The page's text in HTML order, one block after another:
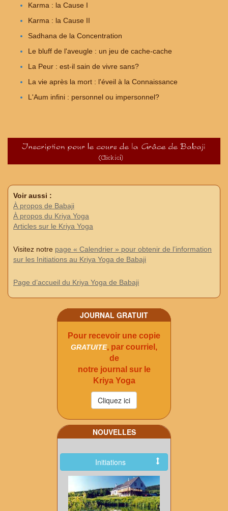
Karma : la Cause I
Karma : la Cause II
Sadhana de la Concentration
Le bluff de l'aveugle : un jeu de cache-cache
La Peur : est-il sain de vivre sans?
La vie après la mort : l'éveil à la Connaissance
L'Aum infini : personnel ou impersonnel?
Voir aussi :
À propos de Babaji
À propos du Kriya Yoga
Articles sur le Kriya Yoga
Visitez notre page « Calendrier » pour obtenir de l’information
sur les Initiations au Kriya Yoga de Babaji
Page d’accueil du Kriya Yoga de Babaji
JOURNAL GRATUIT
Pour recevoir une copie
GRATUITE, par courriel,
de
notre journal sur le
Kriya Yoga
NOUVELLES
Initiations